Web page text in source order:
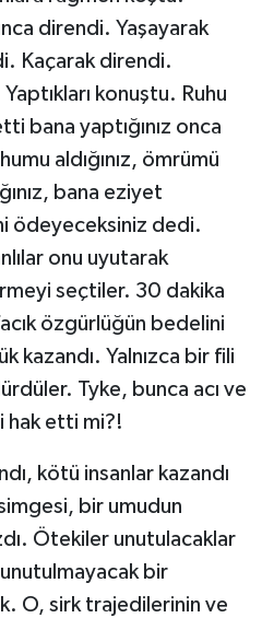
direndi. Yaşayarak
Kaçarak direndi.
konuştu. Ruhu
bana yaptığınız onca
aldığınız, ömrümü
bana eziyet
ödeyeceksiniz dedi.
onu uyutarak
seçtiler. 30 dakika
özgürlüğün bedelini
kazandı. Yalnızca bir fili
Tyke, bunca acı ve
hak etti mi?!
kötü insanlar kazandı
bir umudun
Ötekiler unutulacaklar
bir
O, sirk trajedilerinin ve